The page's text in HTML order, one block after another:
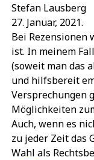
Stefan Lausberg
27. Januar, 2021.
Bei Rezensionen
ist. In meinem
(soweit man das
und hilfsbereit
Versprechungen
Möglichkeiten
Auch, wenn es
zu jeder Zeit das
Wahl als